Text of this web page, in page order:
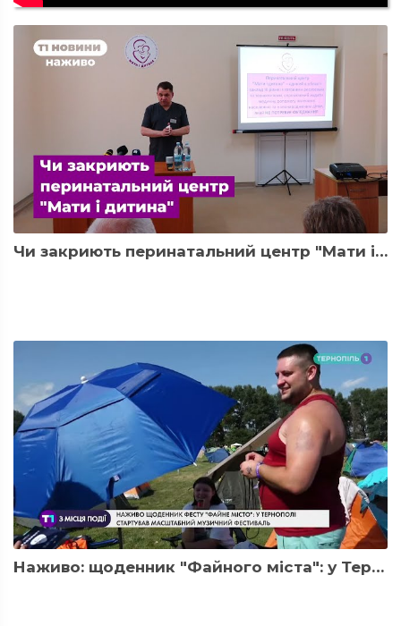
Чи закриють перинатальний центр "Мати і дитина": у пологовий з поясненнями приїхали представники МОЗ
Наживо: щоденник "Файного міста": у Тернополі стартував довгоочікуваний фестиваль